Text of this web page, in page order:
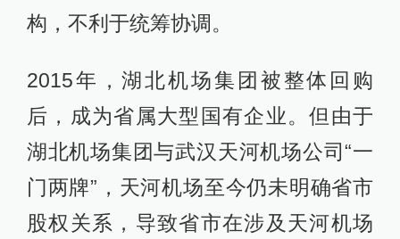
构，不利于统筹协调。
2015年，湖北机场集团被整体回购
后，成为省属大型国有企业。但由于
湖北机场集团与武汉天河机场公司“一
门两牌”，天河机场至今仍未明确省市
股权关系，导致省市在涉及天河机场